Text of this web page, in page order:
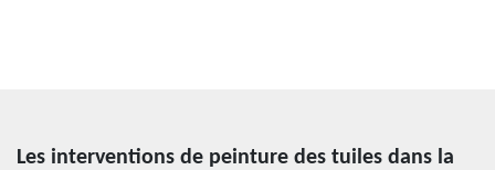
Les interventions de peinture des tuiles dans la